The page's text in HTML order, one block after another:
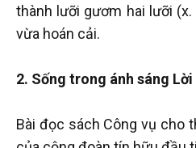
thành lưỡi gươm hai lưỡi (x.
vừa hoán cải.
2. Sống trong ánh sáng Lời
Bài đọc sách Công vụ cho